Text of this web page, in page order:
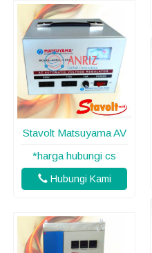
Stavolt Matsuyama AV
*harga hubungi cs
Hubungi Kami